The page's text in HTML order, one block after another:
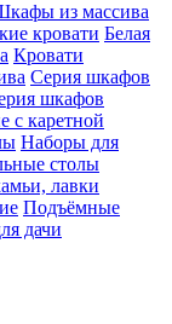
из массива
кровати Белая
Кровати
Серия шкафов
шкафов
с каретной
Наборы для
столы
лавки
Подъёмные
дачи